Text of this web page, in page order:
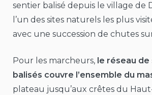
sentier balisé depuis le village de
l’un des sites naturels les plus
avec une succession de chutes
Pour les marcheurs, le réseau
balisés couvre l’ensemble du
plateau jusqu’aux crêtes du